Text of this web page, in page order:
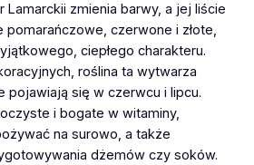
Lamarckii zmienia barwy, a jej liście
pomarańczowe, czerwone i złote,
ciepłego charakteru.
roślina ta wytwarza
pojawiają się w czerwcu i lipcu.
i bogate w witaminy,
na surowo, a także
dżemów czy soków.